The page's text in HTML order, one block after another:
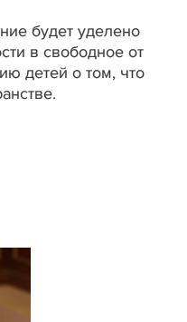
будет уделено
в свободное от
детей о том, что